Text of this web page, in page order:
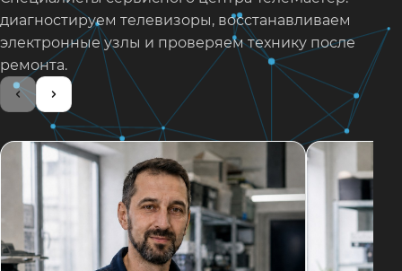
диагностируем телевизоры, восстанавливаем
электронные узлы и проверяем технику после
ремонта.